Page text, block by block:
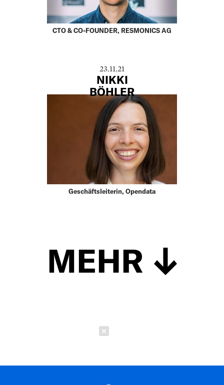
CTO & CO-FOUNDER, RESMONICS AG
23.11.21
NIKKI
BÖHLER
Geschäftsleiterin, Opendata
MEHR